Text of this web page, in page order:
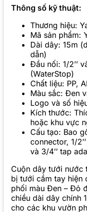
Thông số kỹ thuật:
Thương hiệu:
Mã sản phẩm:
Dài dây: 15m
dẫn)
Đầu nối: 1/2’’
(WaterStop)
Chất liệu: PP,
Màu sắc: Đen
Logo và số
Kích thước:
hoặc khu vực
Cấu tạo: Bao
connector, 1/
và 3/4’’ tap
Cuộn dây tưới nước
bị tưới cầm tay hiện
phối màu Đen – Đỏ
chiều dài dây chính
cho các khu vườn